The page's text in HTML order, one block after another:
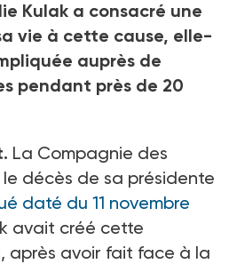
Kulak a consacré une
vie à cette cause, elle-
auprès de
pendant près de 20
La Compagnie des
décès de sa présidente
daté du 11 novembre
avait créé cette
après avoir fait face à la